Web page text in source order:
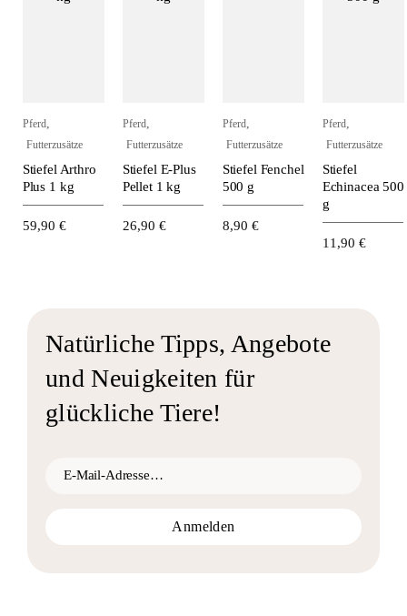
Pferd,
Futterzusätze
Stiefel Arthro
Plus 1 kg
59,90 €
Pferd,
Futterzusätze
Stiefel E-Plus
Pellet 1 kg
26,90 €
Pferd,
Futterzusätze
Stiefel Fenchel
500 g
8,90 €
Pferd,
Futterzusätze
Stiefel
Echinacea 500
g
11,90 €
Natürliche Tipps, Angebote
und Neuigkeiten für
glückliche Tiere!
Anmelden